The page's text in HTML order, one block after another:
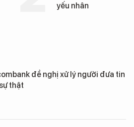
Washington
đề nghị xử lý người đưa tin
thật